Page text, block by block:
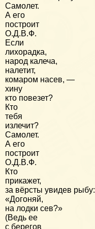
Самолет.
А его
построит
О.Д.В.Ф.
Если
лихорадка,
народ калеча,
налетит,
комаром насев, —
хину
кто повезет?
Кто
тебя
излечит?
Самолет.
А его
построит
О.Д.В.Ф.
Кто
прикажет,
за вёрсты увидев рыбу:
«Догоняй,
на лодки сев?»
(Ведь ее
с берегов